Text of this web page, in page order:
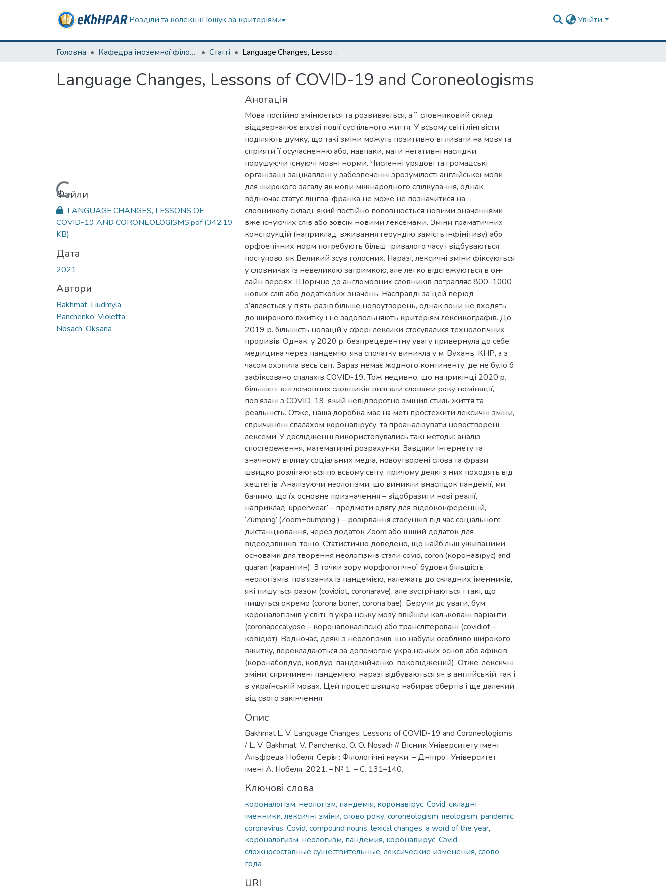
Розділи та колекціїПошук за критеріями Увійти
Головна Кафедра іноземної філології Статті Language Changes, Lessons of COVID-19 and Coroneologisms
Language Changes, Lessons of COVID-19 and Coroneologisms
Вантажиться...Файли
LANGUAGE CHANGES, LESSONS OF
COVID-19 AND CORONEOLOGISMS.pdf(342,19
KB)
Дата
2021
Автори
Bakhmat, Liudmyla
Panchenko, Violetta
Nosach, Oksana
Анотація
Мова постійно змінюється та розвивається, а її словниковий склад
віддзеркалює віхові події суспільного життя. У всьому світі лінгвісти
поділяють думку, що такі зміни можуть позитивно впливати на мову та
сприяти її осучасненню або, навпаки, мати негативні наслідки,
порушуючи існуючі мовні норми. Численні урядові та громадські
організації зацікавлені у забезпеченні зрозумілості англійської мови
для широкого загалу як мови міжнародного спілкування, однак
водночас статус лінгва-франка не може не позначитися на її
словникову складі, який постійно поповнюється новими значеннями
вже існуючих слів або зовсім новими лексемами. Зміни граматичних
конструкцій (наприклад, вживання герундію замість інфінітиву) або
орфоепічних норм потребують більш тривалого часу і відбуваються
поступово, як Великий зсув голосних. Наразі, лексичні зміни фіксуються
у словниках із невеликою затримкою, але легко відстежуються в он-
лайн версіях. Щорічно до англомовних словників потрапляє 800–1000
нових слів або додаткових значень. Насправді за цей період
з’являється у п’ять разів більше новоутворень, однак вони не входять
до широкого вжитку і не задовольняють критеріям лексикографів. До
2019 р. більшість новацій у сфері лексики стосувалися технологічних
проривів. Однак, у 2020 р. безпрецедентну увагу привернула до себе
медицина через пандемію, яка спочатку виникла у м. Вухань, КНР, а з
часом охопила весь світ. Зараз немає жодного континенту, де не було б
зафіксовано спалахів COVID-19. Тож недивно, що наприкінці 2020 р.
більшість англомовних словників визнали словами року номінації,
пов’язані з COVID-19, який невідворотно змінив стиль життя та
реальність. Отже, наша доробка має на меті простежити лексичні зміни,
спричинені спалахом коронавірусу, та проаналізувати новостворені
лексеми. У дослідженні використовувались такі методи: аналіз,
спостереження, математичні розрахунки. Завдяки Інтернету та
значному впливу соціальних медіа, новоутворені слова та фрази
швидко розлітаються по всьому світу, причому деякі з них походять від
хештегів. Аналізуючи неологізми, що виникли внаслідок пандемії, ми
бачимо, що їх основне призначення – відобразити нові реалії,
наприклад ‘upperwear’ – предмети одягу для відеоконференцій,
‘Zumping’ (Zoom+dumping ) – розірвання стосунків під час соціального
дистанціювання, через додаток Zoom або інший додаток для
відеодзвінків, тощо. Статистично доведено, що найбільш уживаними
основами для творення неологізмів стали covid, coron (коронавірус) and
quaran (карантин). З точки зору морфологічної будови більшість
неологізмів, пов’язаних із пандемією, належать до складних іменників,
які пишуться разом (covidiot, coronarave), але зустрічаються і такі, що
пишуться окремо (corona boner, corona bae). Беручи до уваги, бум
короналогізмів у світі, в українську мову ввійшли кальковані варіанти
(coronapocalypse – коронапокаліпсис) або транслітеровані (covidiot –
ковідіот). Водночас, деякі з неологізмів, що набули особливо широкого
вжитку, перекладаються за допомогою українських основ або афіксів
(коронабовдур, ковдур, пандемійченко, поковіджений). Отже, лексичні
зміни, спричинені пандемією, наразі відбуваються як в англійській, так і
в українській мовах. Цей процес швидко набирає обертів і ще далекий
від свого закінчення.
Опис
Bakhmat L. V. Language Changes, Lessons of COVID-19 and Coroneologisms
/ L. V. Bakhmat, V. Panchenko. O. O. Nosach // Вісник Університету імені
Альфреда Нобеля. Серія : Філологічні науки. – Дніпро : Університет
імені А. Нобеля, 2021. – № 1. – С. 131–140.
Ключові слова
короналогізм, неологізм, пандемія, коронавірус, Covid, складні
іменники, лексичні зміни, слово року, coroneоlogism, neologism, pandemic,
coronavirus, Covid, compound nouns, lexical changes, a word of the year,
короналогизм, неологизм, пандемия, коронавирус, Covid,
сложносоставные существительные, лексические изменения, слово
года
URI